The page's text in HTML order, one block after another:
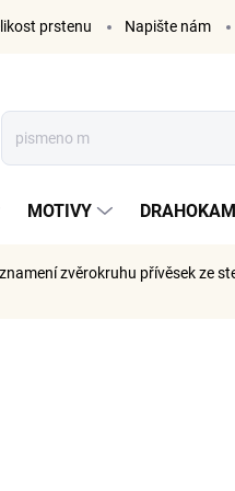
prstenu Napište nám
MOTIVY
zvěrokruhu přívěsek ze